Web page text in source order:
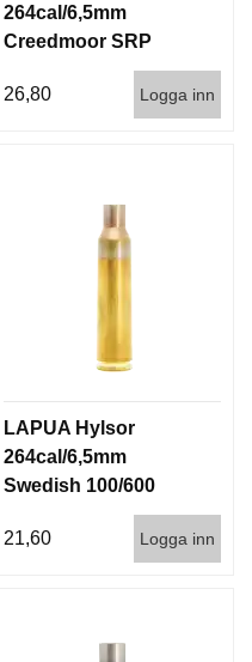
264cal/6,5mm
Creedmoor SRP
26,80
Logga inn
LAPUA Hylsor
264cal/6,5mm
Swedish 100/600
21,60 Logga inn